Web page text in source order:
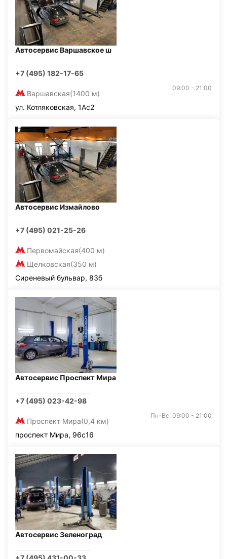
Автосервис Варшавское ш
+7 (495) 182-17-65
Варшавская(1400 м)
09:00 - 21:00
ул. Котляковская, 1Ас2
Автосервис Измайлово
+7 (495) 021-25-26
Первомайская(400 м)
Щелковская(350 м)
Сиреневый бульвар, 83б
Автосервис Проспект Мира
+7 (495) 023-42-98
Проспект Мира(0,4 км)
Пн-Вс: 09:00 - 21:00
проспект Мира, 96с16
Автосервис Зеленоград